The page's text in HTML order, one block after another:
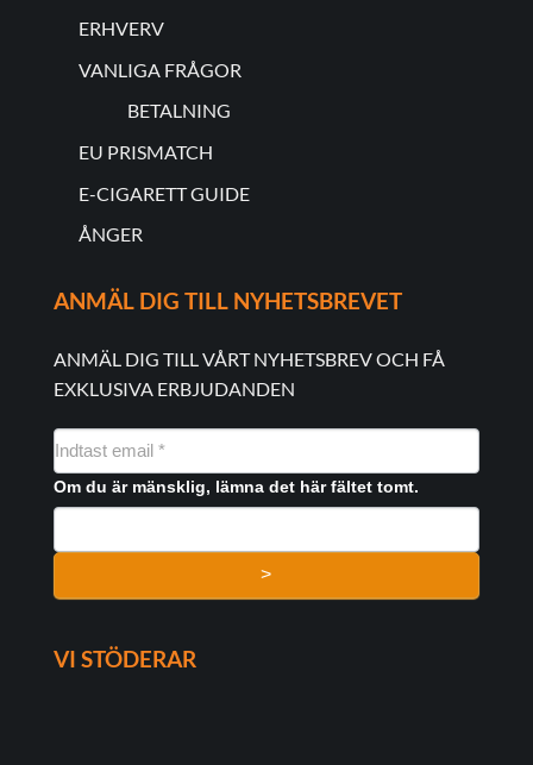
ERHVERV
VANLIGA FRÅGOR
BETALNING
EU PRISMATCH
E-CIGARETT GUIDE
ÅNGER
ANMÄL DIG TILL NYHETSBREVET
ANMÄL DIG TILL VÅRT NYHETSBREV OCH FÅ
EXKLUSIVA ERBJUDANDEN
NYHEDSMAIL
FORMULAR
Om du är mänsklig, lämna det här fältet tomt.
>
VI STÖDERAR